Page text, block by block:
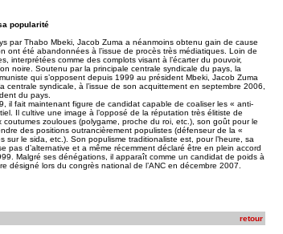
popularité
par Thabo Mbeki, Jacob Zuma a néanmoins obtenu gain de cause
ont été abandonnées à l’issue de procès très médiatiques. Loin de
interprétées comme des complots visant à l’écarter du pouvoir,
noire. Soutenu par la principale centrale syndicale du pays, la
qui s’opposent depuis 1999 au président Mbeki, Jacob Zuma
centrale syndicale, à l’issue de son acquittement en septembre 2006,
du pays.
il fait maintenant figure de candidat capable de coaliser les « anti-
Il cultive une image à l’opposé de la réputation très élitiste de
zouloues (polygame, proche du roi, etc.), son goût pour le
des positions outrancièrement populistes (défenseur de la «
sur le sida, etc.). Son populisme traditionaliste est, pour l’heure, sa
pas d’alternative et a même récemment déclaré être en plein accord
Malgré ses dénégations, il apparaît comme un candidat de poids à
désigné lors du congrès national de l’ANC en décembre 2007.
retour